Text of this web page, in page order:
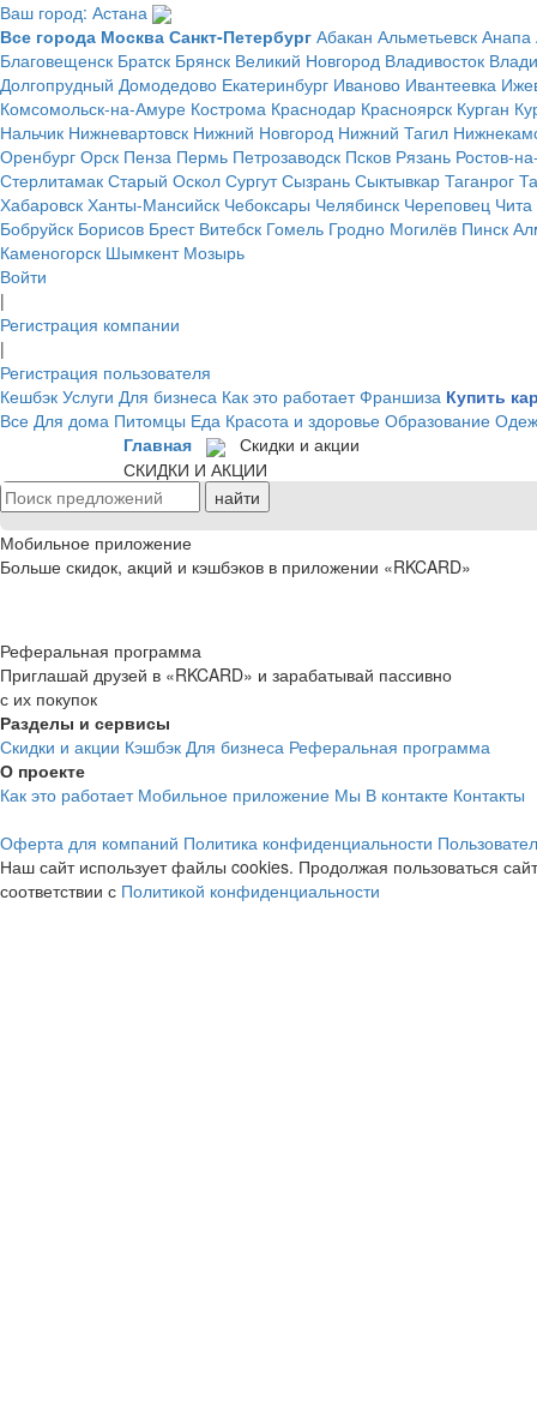
Ваш город: Астана
Все города Москва Санкт-Петербург Абакан Альметьевск Анапа
Благовещенск Братск Брянск Великий Новгород Владивосток
Долгопрудный Домодедово Екатеринбург Иваново Ивантеевка
Комсомольск-на-Амуре Кострома Краснодар Красноярск Курган
Нальчик Нижневартовск Нижний Новгород Нижний Тагил
Оренбург Орск Пенза Пермь Петрозаводск Псков Рязань Ростов-
Стерлитамак Старый Оскол Сургут Сызрань Сыктывкар Таганрог
Хабаровск Ханты-Мансийск Чебоксары Челябинск Череповец Чита
Бобруйск Борисов Брест Витебск Гомель Гродно Могилёв Пинск
Каменогорск Шымкент Мозырь
Войти
|
Регистрация компании
|
Регистрация пользователя
Кешбэк Услуги Для бизнеса Как это работает Франшиза Купить
Все Для дома Питомцы Еда Красота и здоровье Образование
Главная
Скидки и акции
СКИДКИ И АКЦИИ
Мобильное приложение
Больше скидок, акций и кэшбэков в приложении «RKCARD»
Реферальная программа
Приглашай друзей в «RKCARD» и зарабатывай пассивно
с их покупок
Разделы и сервисы
Скидки и акции Кэшбэк Для бизнеса Реферальная программа
О проекте
Как это работает Мобильное приложение Мы В контакте Контакты
Оферта для компаний Политика конфиденциальности
Наш сайт использует файлы cookies. Продолжая пользоваться
соответствии с Политикой конфиденциальности